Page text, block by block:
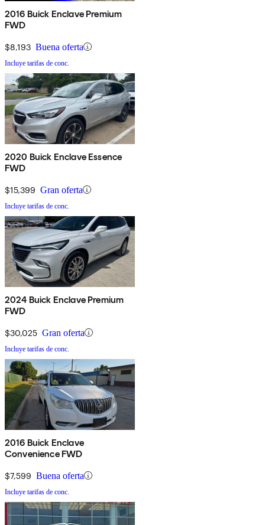
2016 Buick Enclave Premium
FWD
$8,193 Buena oferta
Incluye tarifas de conc.
2020 Buick Enclave Essence
FWD
$15,399 Gran oferta
Incluye tarifas de conc.
2024 Buick Enclave Premium
FWD
$30,025 Gran oferta
Incluye tarifas de conc.
2016 Buick Enclave
Convenience FWD
$7,599 Buena oferta
Incluye tarifas de conc.